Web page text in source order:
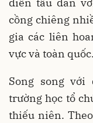
diễn tấu đàn
cồng chiêng
gia các liên
vực và toàn quốc.
Song song
trường học tổ
thiếu niên.